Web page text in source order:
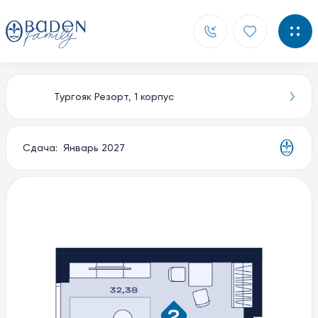
Главная
Способы покупки
Документы
Тургояк Резорт, 1 корпус
Сдача: Январь 2027